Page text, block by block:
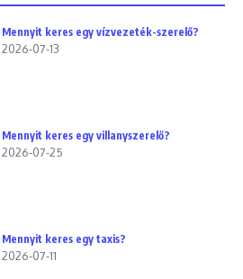
Mennyit keres egy vízvezeték-szerelő?
2026-07-13
Mennyit keres egy villanyszerelő?
2026-07-25
Mennyit keres egy taxis?
2026-07-11